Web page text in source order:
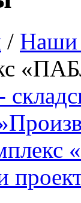
/ Наши